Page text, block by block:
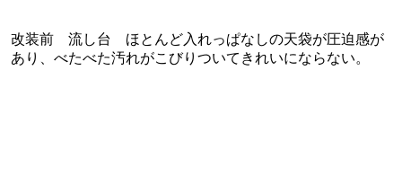
改装前 流し台 ほとんど入れっぱなしの天袋が圧迫感が
あり、べたべた汚れがこびりついてきれいにならない。